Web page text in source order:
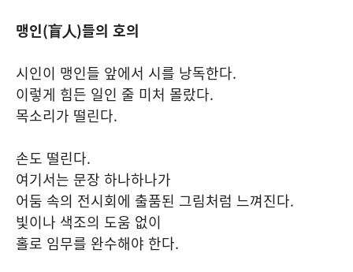
맹인(盲人)들의 호의
시인이 맹인들 앞에서 시를 낭독한다.
이렇게 힘든 일인 줄 미처 몰랐다.
목소리가 떨린다.
손도 떨린다.
여기서는 문장 하나하나가
어둠 속의 전시회에 출품된 그림처럼 느껴진다.
빛이나 색조의 도움 없이
홀로 임무를 완수해야 한다.